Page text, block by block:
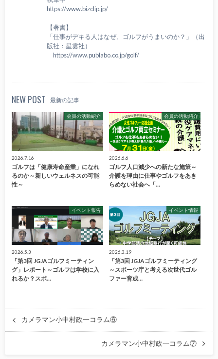
https://www.bizclip.jp/
【著書】
「仕事がデキる人はなぜ、ゴルフがうまいのか？」（出
版社：星雲社）
https://www.publabo.co.jp/golf/
NEW POST 最新の記事
会員の活動紹介
2026.7.16
ゴルフは「健康寿命産業」になれ
るのか～新しいウェルネスの可能
性～
会員の活動紹介
2026.6.6
ゴルフ人口減少への新たな施策～
介護を理由に仕事やゴルフをあき
らめない社会へ「…
イベント報告
2026.5.3
「第3回 JGJAゴルフミーティン
グ」レポート～ゴルフは学校に入
れるか？スポ…
イベント情報
2026.3.19
「第3回 JGJAゴルフミーティング
～スポーツ庁と考える次世代ゴル
ファー育成…
カメラマン小中村政一コラム⑥
カメラマン小中村政一コラム⑦